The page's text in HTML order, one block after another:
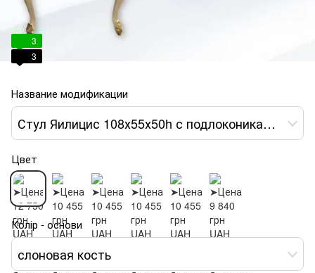
3
3
Название модификации
Стул Яилицис 108х55х50h с подлокониками слоновая кость var 1
Цвет
Колір - основи
слоновая кость